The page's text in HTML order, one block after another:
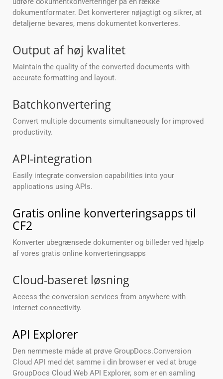
dokumentformater. Det konverterer nøjagtigt og sikrer, at
detaljerne bevares, mens dokumentet konverteres.
Output af høj kvalitet
Maintain the quality of the converted documents with
accurate formatting and layout.
Batchkonvertering
Convert multiple documents simultaneously for improved
productivity.
API-integration
Easily integrate conversion capabilities into your
applications using APIs.
Gratis online konverteringsapps til
CF2
Konverter ubegrænsede dokumenter og billeder ved hjælp
af vores gratis online konverteringsapps
Cloud-baseret løsning
Access the conversion services from anywhere with
internet connectivity.
API Explorer
Den nemmeste måde at prøve GroupDocs.Conversion
Cloud API med det samme i din browser er ved at bruge
GroupDocs Cloud Web API Explorer, som er en samling